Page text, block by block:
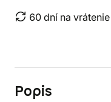
60 dní na vrátenie
Popis